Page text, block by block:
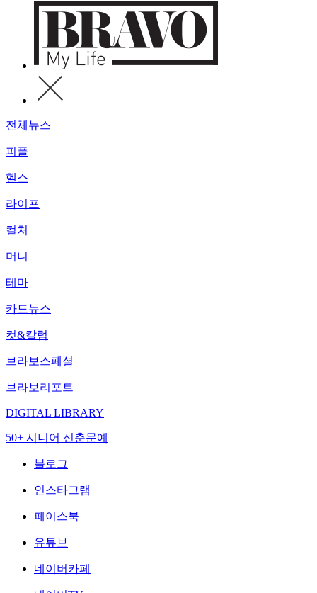
전체뉴스
피플
헬스
라이프
컬처
머니
테마
카드뉴스
컷&칼럼
브라보스페셜
브라보리포트
DIGITAL LIBRARY
50+ 시니어 신춘문예
블로그
인스타그램
페이스북
유튜브
네이버카페